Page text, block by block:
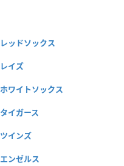
レッドソックス
レイズ
ホワイトソックス
タイガース
ツインズ
エンゼルス